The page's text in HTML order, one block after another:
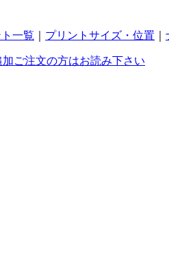
一覧 プリントサイズ・位置